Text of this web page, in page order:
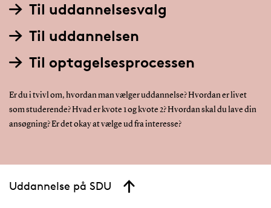
Til uddannelsesvalg
Til uddannelsen
Til optagelsesprocessen
Er du i tvivl om, hvordan man vælger uddannelse? Hvordan er livet
som studerende? Hvad er kvote 1 og kvote 2? Hvordan skal du lave din
ansøgning? Er det okay at vælge ud fra interesse?
Uddannelse på SDU